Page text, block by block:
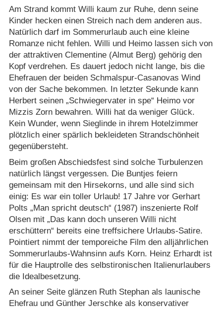
Am Strand kommt Willi kaum zur Ruhe, denn seine
Kinder hecken einen Streich nach dem anderen aus.
Natürlich darf im Sommerurlaub auch eine kleine
Romanze nicht fehlen. Willi und Heimo lassen sich von
der attraktiven Clementine (Almut Berg) gehörig den
Kopf verdrehen. Es dauert jedoch nicht lange, bis die
Ehefrauen der beiden Schmalspur-Casanovas Wind
von der Sache bekommen. In letzter Sekunde kann
Herbert seinen „Schwiegervater in spe“ Heimo vor
Mizzis Zorn bewahren. Willi hat da weniger Glück.
Kein Wunder, wenn Sieglinde in ihrem Hotelzimmer
plötzlich einer spärlich bekleideten Strandschönheit
gegenübersteht.
Beim großen Abschiedsfest sind solche Turbulenzen
natürlich längst vergessen. Die Buntjes feiern
gemeinsam mit den Hirsekorns, und alle sind sich
einig: Es war ein toller Urlaub! 17 Jahre vor Gerhart
Polts „Man spricht deutsch“ (1987) inszenierte Rolf
Olsen mit „Das kann doch unseren Willi nicht
erschüttern“ bereits eine treffsichere Urlaubs-Satire.
Pointiert nimmt der temporeiche Film den alljährlichen
Sommerurlaubs-Wahnsinn aufs Korn. Heinz Erhardt ist
für die Hauptrolle des selbstironischen Italienurlaubers
die Idealbesetzung.
An seiner Seite glänzen Ruth Stephan als launische
Ehefrau und Günther Jerschke als konservativer